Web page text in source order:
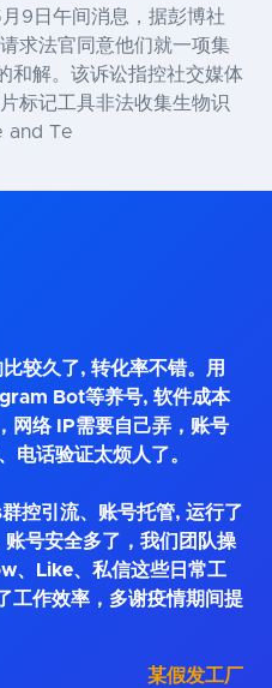
9日午间消息，据彭博社
求法官同意他们就一项集
和解。该诉讼指控社交媒体
标记工具非法收集生物识
and Te
较久了, 转化率不错。用
Bot等养号, 软件成本
网络 IP需要自己弄，账号
电话验证太烦人了。
控引流、账号托管, 运行了
号安全多了，我们团队操
、Like、私信这些日常工
工作效率，多谢疫情期间提
某假发工厂